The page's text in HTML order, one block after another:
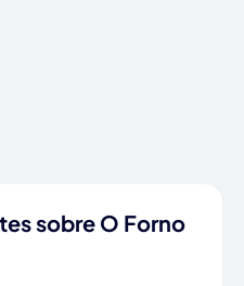
sobre O Forno